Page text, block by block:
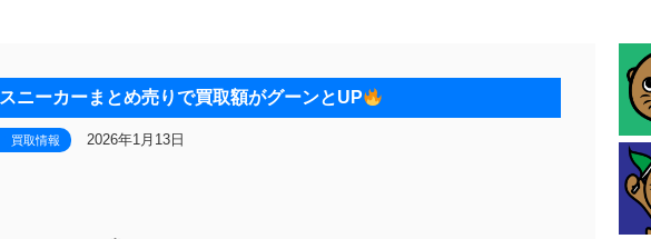
スニーカーまとめ売りで買取額がグーンとUP
買取情報 2026年1月13日